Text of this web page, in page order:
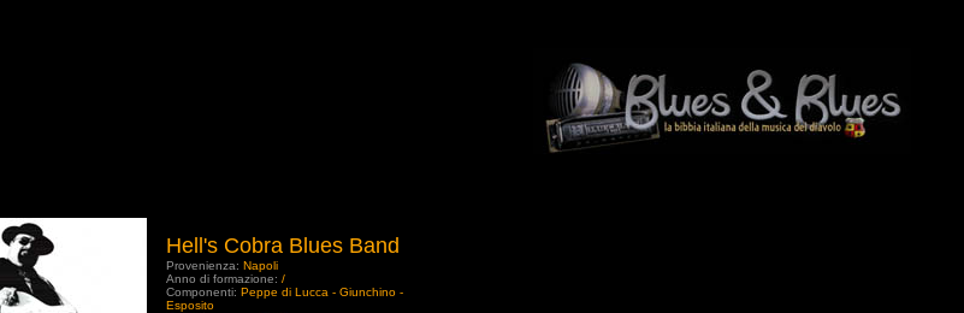
Hell's Cobra Blues Band
Provenienza: Napoli
Anno di formazione: /
Componenti: Peppe di Lucca - Giunchino -
Esposito